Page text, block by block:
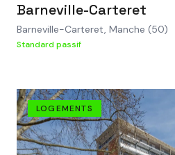
Barneville-Carteret
Barneville-Carteret, Manche (50)
Standard passif
LOGEMENTS